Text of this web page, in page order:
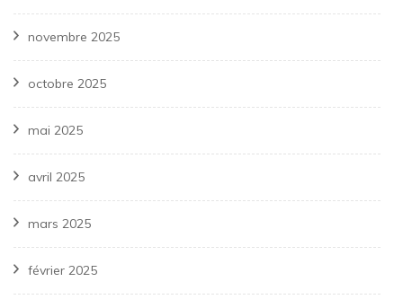
novembre 2025
octobre 2025
mai 2025
avril 2025
mars 2025
février 2025